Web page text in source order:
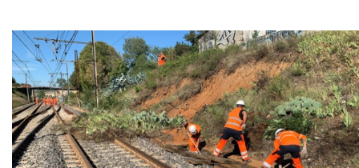
travaux RFN